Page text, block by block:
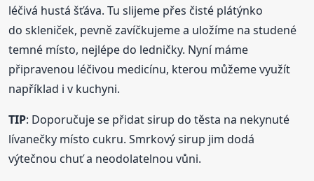
léčivá hustá šťáva. Tu slijeme přes čisté plátýnko
do skleniček, pevně zavíčkujeme a uložíme na studené
temné místo, nejlépe do ledničky. Nyní máme
připravenou léčivou medicínu, kterou můžeme využít
například i v kuchyni.
TIP: Doporučuje se přidat sirup do těsta na nekynuté
lívanečky místo cukru. Smrkový sirup jim dodá
výtečnou chuť a neodolatelnou vůni.